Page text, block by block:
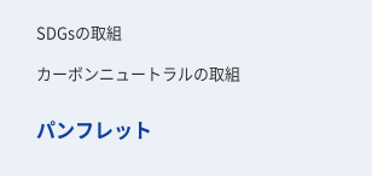
SDGsの取組
カーボンニュートラルの取組
パンフレット